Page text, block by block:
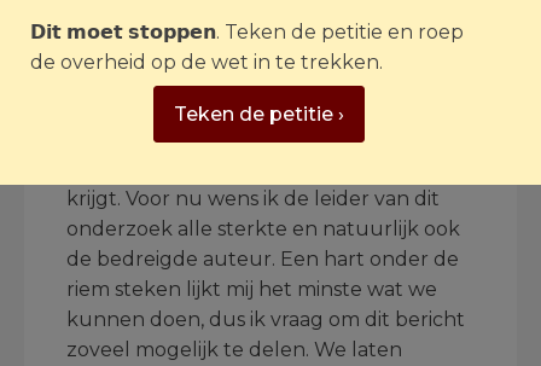
allang weten. Terug daarom naar de
bedreiging. Er is aangifte gedaan bij de
politie. Ik hoop dat de dader zo spoedig
mogelijk ter verantwoording wordt
krijgt. Voor nu wens ik de leider van dit
onderzoek alle sterkte en natuurlijk ook
de bedreigde auteur. Een hart onder de
riem steken lijkt mij het minste wat we
kunnen doen, dus ik vraag om dit bericht
zoveel mogelijk te delen. We laten
𝗗𝗶𝘁 𝗺𝗼𝗲𝘁 𝘀𝘁𝗼𝗽𝗽𝗲𝗻. Teken de petitie en roep
de overheid op de wet in te trekken.
Teken de petitie ›